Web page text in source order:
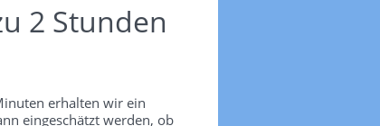
2 Stunden
erhalten wir ein
eingeschätzt werden, ob